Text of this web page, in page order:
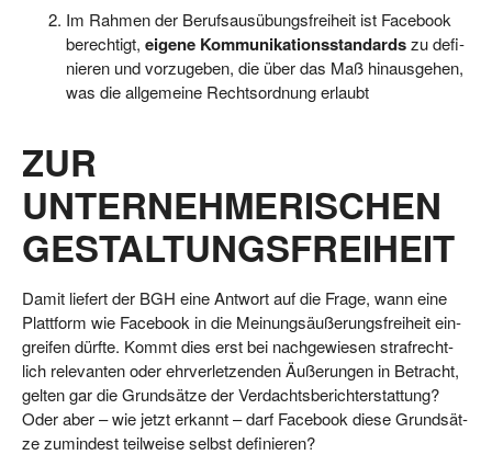
Im Rah­men der Berufs­aus­übungs­frei­heit ist Face­book
berech­tigt, eige­ne Kom­mu­ni­ka­ti­ons­stan­dardszu defi­
nie­ren und vor­zu­ge­ben, die über das Maß hin­aus­ge­hen,
was die all­ge­mei­ne Rechts­ord­nung erlaubt
ZUR
UNTERNEHMERISCHEN
GESTALTUNGSFREIHEIT
Damit lie­fert der BGH eine Ant­wort auf die Fra­ge, wann eine
Platt­form wie Face­book in die Mei­nungs­äu­ße­rungs­frei­heit ein­
grei­fen dürf­te. Kommt dies erst bei nach­ge­wie­sen straf­recht­
lich rele­van­ten oder ehr­ver­let­zen­den Äuße­run­gen in Betracht,
gel­ten gar die Grund­sät­ze der Ver­dachts­be­richt­erstat­tung?
Oder aber – wie jetzt erkannt – darf Face­book die­se Grund­sät­
ze zumin­dest teil­wei­se selbst definieren?